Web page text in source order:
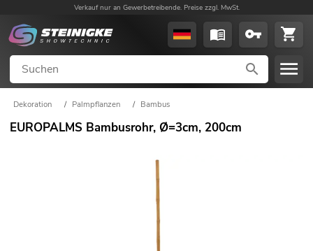
Verkauf nur an Gewerbetreibende. Preise zzgl. MwSt.
Dekoration / Palmpflanzen / Bambus
EUROPALMS Bambusrohr, Ø=3cm, 200cm